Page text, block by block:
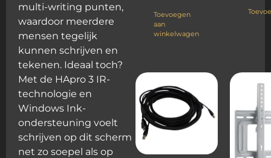
multi-writing punten,
waardoor meerdere
mensen tegelijk
kunnen schrijven en
tekenen. Ideaal toch?
Met de HApro 3 IR-
technologie en
Windows Ink-
ondersteuning voelt
schrijven op dit scherm
net zo soepel als op
Toevoegen
aan
winkelwagen